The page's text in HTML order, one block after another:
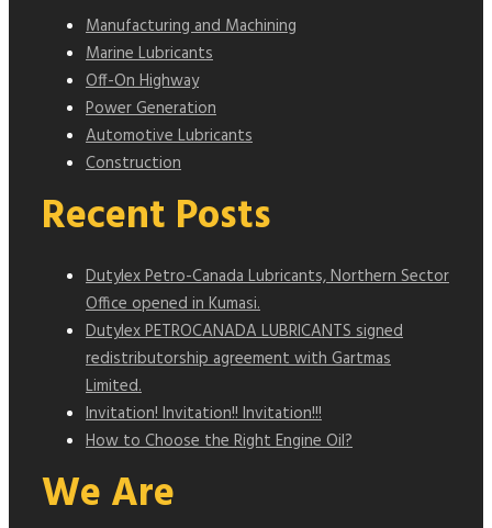
Manufacturing and Machining
Marine Lubricants
Off-On Highway
Power Generation
Automotive Lubricants
Construction
Recent Posts
Dutylex Petro-Canada Lubricants, Northern Sector
Office opened in Kumasi.
Dutylex PETROCANADA LUBRICANTS signed
redistributorship agreement with Gartmas
Limited.
Invitation! Invitation!! Invitation!!!
How to Choose the Right Engine Oil?
We Are